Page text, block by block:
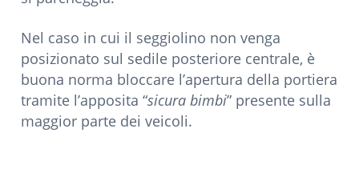
Nel caso in cui il seggiolino non venga
posizionato sul sedile posteriore centrale, è
buona norma bloccare l’apertura della portiera
tramite l’apposita “sicura bimbi” presente sulla
maggior parte dei veicoli.